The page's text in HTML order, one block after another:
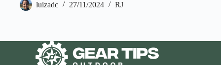
luizadc 27/11/2024 RJ